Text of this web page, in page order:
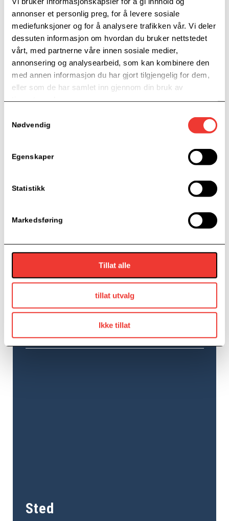
annonser et personlig preg, for å levere sosiale
mediefunksjoner og for å analysere trafikken vår. Vi deler
dessuten informasjon om hvordan du bruker nettstedet
vårt, med partnerne våre innen sosiale medier,
annonsering og analysearbeid, som kan kombinere den
med annen informasjon du har gjort tilgjengelig for dem,
eller som de har samlet inn gjennom din bruk av
Nødvendig
Egenskaper
Statistikk
Markedsføring
Tillat alle
tillat utvalg
Ikke tillat
For mer informasjon, kontakt rådgiver/veileder Lisbeth
Torkildsen
lisbeth.torkildsen@grunderboost.no
Telefon: 900 45 128
flere spennende kurs og arrangementer
i regi av
Gründerboost!
Dato:
Kurs
Arrangør
lisbeth.torkildsen@grunderboost.no
Sted